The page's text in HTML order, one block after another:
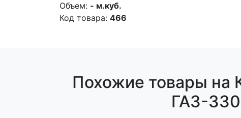
Объем: - м.куб.
Код товара: 466
Похожие товары на
ГАЗ-